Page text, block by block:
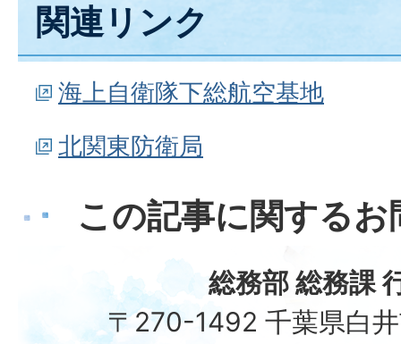
関連リンク
海上自衛隊下総航空基地
北関東防衛局
この記事に関する
総務部 総務課
〒270-1492 千葉県白